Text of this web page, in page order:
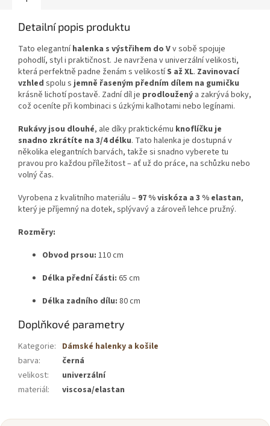
Detailní popis produktu
Tato elegantníhalenka s výstřihem do Vv sobě spojuje
pohodlí, styl i praktičnost. Je navržena v univerzální velikosti,
která perfektně padne ženám s velikostíS až XL. Zavinovací
vzhled spolu sjemně řaseným předním dílem na gumičku
krásně lichotí postavě. Zadní díl je prodloužený a zakrývá boky,
což oceníte při kombinaci s úzkými kalhotami nebo legínami.
Rukávy jsou dlouhé, ale díky praktickému knoflíčku je
snadno zkrátíte na 3/4 délku. Tato halenka je dostupná v
několika elegantních barvách, takže si snadno vyberete tu
pravou pro každou příležitost – ať už do práce, na schůzku nebo
volný čas.
Vyrobena z kvalitního materiálu – 97 % viskóza a 3 % elastan,
který je příjemný na dotek, splývavý a zároveň lehce pružný.
Rozměry:
Obvod prsou: 110 cm
Délka přední části: 65 cm
Délka zadního dílu: 80 cm
Doplňkové parametry
Kategorie: Dámské halenky a košile
barva:
černá
velikost:
univerzální
materiál: viscosa/elastan